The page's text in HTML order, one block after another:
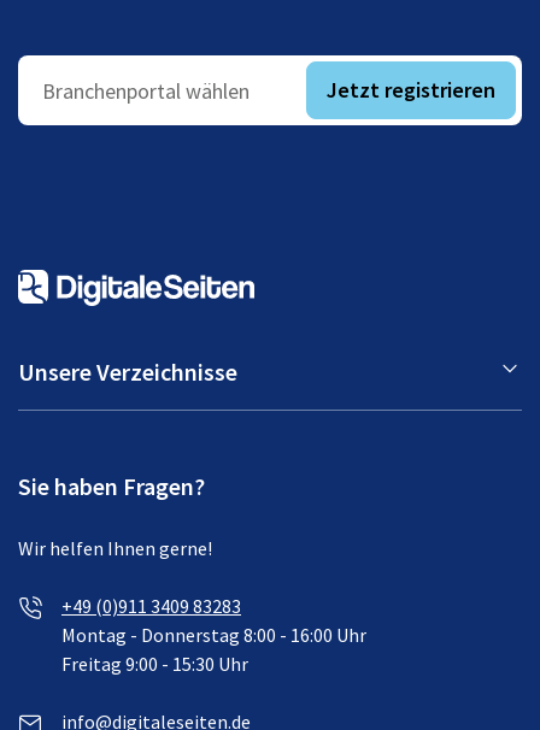
Branchenportal wählen Jetzt registrieren
Unsere Verzeichnisse
Sie haben Fragen?
Wir helfen Ihnen gerne!
+49 (0)911 3409 83283
Montag - Donnerstag 8:00 - 16:00 Uhr
Freitag 9:00 - 15:30 Uhr
info@digitaleseiten.de